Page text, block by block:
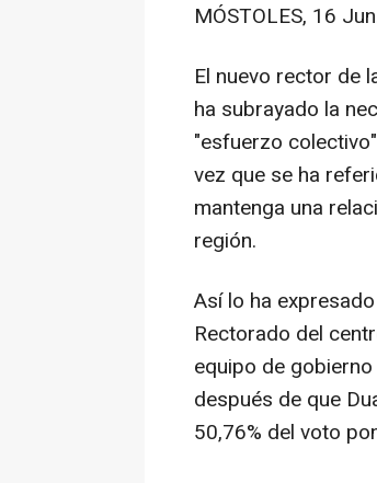
MÓSTOLES, 16
El nuevo rector de
ha subrayado la
"esfuerzo
vez que se ha
mantenga una
región.
Así lo ha
Rectorado del
equipo de
después de que
50,76% del voto